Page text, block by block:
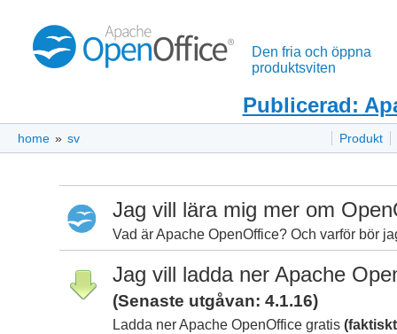
Den fria och öppna
produktsviten
Publicerad:
Produkt
home » sv
Jag vill lära mig mer om
Vad är Apache OpenOffice? Och varför bör
Jag vill ladda ner Apache
(Senaste utgåvan: 4.1.16)
Ladda ner Apache OpenOffice gratis